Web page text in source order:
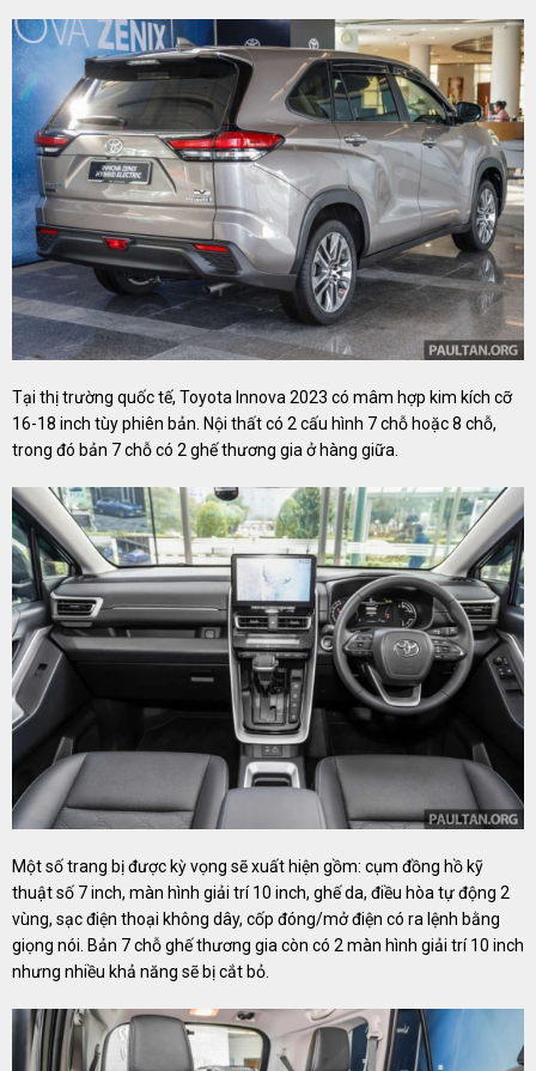
Tại thị trường quốc tế, Toyota Innova 2023 có mâm hợp kim kích cỡ
16-18 inch tùy phiên bản. Nội thất có 2 cấu hình 7 chỗ hoặc 8 chỗ,
trong đó bản 7 chỗ có 2 ghế thương gia ở hàng giữa.
Một số trang bị được kỳ vọng sẽ xuất hiện gồm: cụm đồng hồ kỹ
thuật số 7 inch, màn hình giải trí 10 inch, ghế da, điều hòa tự động 2
vùng, sạc điện thoại không dây, cốp đóng/mở điện có ra lệnh bằng
giọng nói. Bản 7 chỗ ghế thương gia còn có 2 màn hình giải trí 10 inch
nhưng nhiều khả năng sẽ bị cắt bỏ.